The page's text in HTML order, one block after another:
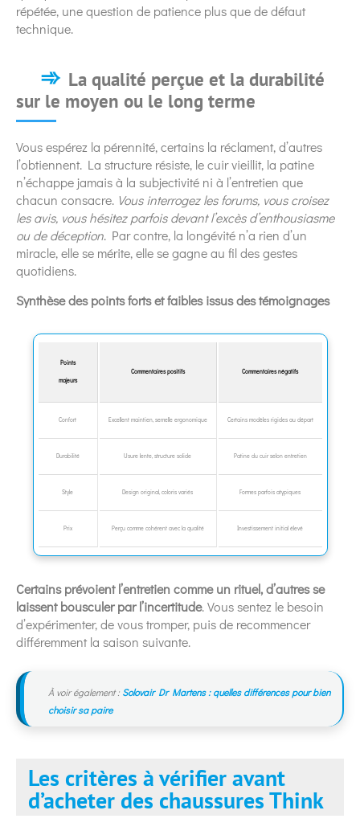
répétée, une question de patience plus que de défaut
technique.
La qualité perçue et la durabilité
sur le moyen ou le long terme
Vous espérez la pérennité, certains la réclament, d’autres
l’obtiennent. La structure résiste, le cuir vieillit, la patine
n’échappe jamais à la subjectivité ni à l’entretien que
chacun consacre. Vous interrogez les forums, vous croisez
les avis, vous hésitez parfois devant l’excès d’enthousiasme
ou de déception. Par contre, la longévité n’a rien d’un
miracle, elle se mérite, elle se gagne au fil des gestes
quotidiens.
Synthèse des points forts et faibles issus des témoignages
Points
majeurs
Commentaires positifs Commentaires négatifs
Confort Excellent maintien, semelle ergonomique Certains modèles rigides au départ
Durabilité Usure lente, structure solide Patine du cuir selon entretien
Style Design original, coloris variés Formes parfois atypiques
Prix Perçu comme cohérent avec la qualité Investissement initial élevé
Certains prévoient l’entretien comme un rituel, d’autres se
laissent bousculer par l’incertitude. Vous sentez le besoin
d’expérimenter, de vous tromper, puis de recommencer
différemment la saison suivante.
À voir également : Solovair Dr Martens : quelles différences pour bien
choisir sa paire
Les critères à vérifier avant
d’acheter des chaussures Think